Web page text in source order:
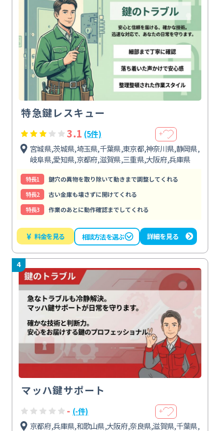
特急鍵レスキュー
3.1 (5件) ＋
宮城県,茨城県,埼玉県,千葉県,東京都,神奈川県,静岡県,
岐阜県,愛知県,京都府,滋賀県,三重県,大阪府,兵庫県
特⻑1
鍵穴の異物を取り除いて動きまで調整してくれる
特⻑2
古い金庫も壊さずに開けてくれる
特⻑3
作業のあとに動作確認までしてくれる
¥ 料金を見る 相談方法を選ぶ 詳細を見る
4
マッハ鍵サポート
- (-件) ＋
京都府,兵庫県,和歌山県,大阪府,奈良県,滋賀県,千葉県,